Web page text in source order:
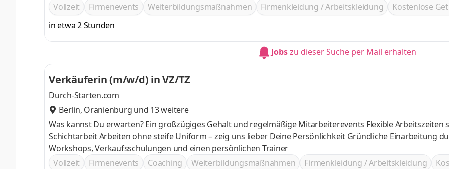
Vollzeit
Firmenevents Weiterbildungsmaßnahmen Firmenkleidung / Arbeitskleidung Kostenlose
in etwa 2 Stunden
Jobszu dieser Suche per Mail erhalten
Verkäuferin (m/w/d) in VZ/TZ
Durch-Starten.com
Berlin, Oranienburg und 13 weitere
Was kannst Du erwarten? Ein großzügiges Gehalt und regelmäßige Mitarbeiterevents Flexible Arbeitszeiten statt
Schichtarbeit Arbeiten ohne steife Uniform – zeig uns lieber Deine Persönlichkeit Gründliche Einarbeitung durch
Workshops, Verkaufsschulungen und einen persönlichen Trainer
Vollzeit
Firmenevents Coaching Weiterbildungsmaßnahmen Firmenkleidung / Arbeitskleidung